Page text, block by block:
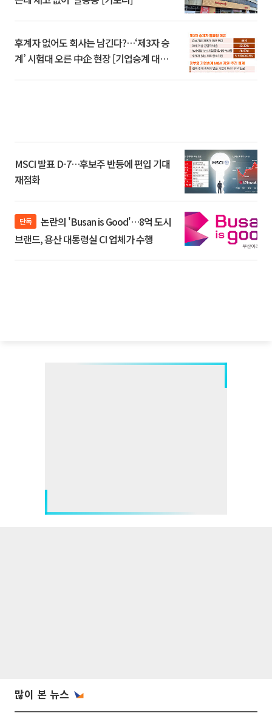
후계자 없어도 회사는 남긴다?…‘제3자 승
계’ 시험대 오른 中企 현장 [기업승계 대전
MSCI 발표 D-7…후보주 반등에 편입 기대
재점화
단독
브랜드, 용산 대통령실 CI 업체가 수행
많이 본 뉴스